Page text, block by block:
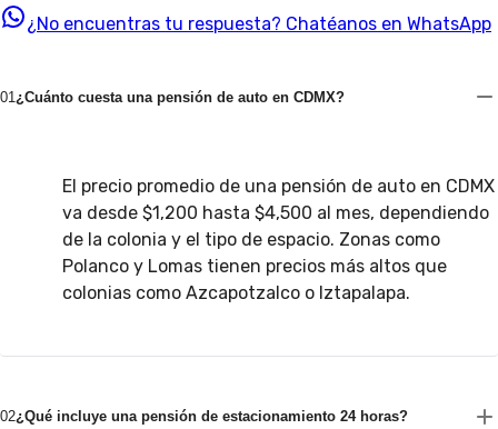
¿No encuentras tu respuesta? Chatéanos en WhatsApp
01 ¿Cuánto cuesta una pensión de auto en CDMX?
El precio promedio de una pensión de auto en CDMX
va desde $1,200 hasta $4,500 al mes, dependiendo
de la colonia y el tipo de espacio. Zonas como
Polanco y Lomas tienen precios más altos que
colonias como Azcapotzalco o Iztapalapa.
02¿Qué incluye una pensión de estacionamiento 24 horas?